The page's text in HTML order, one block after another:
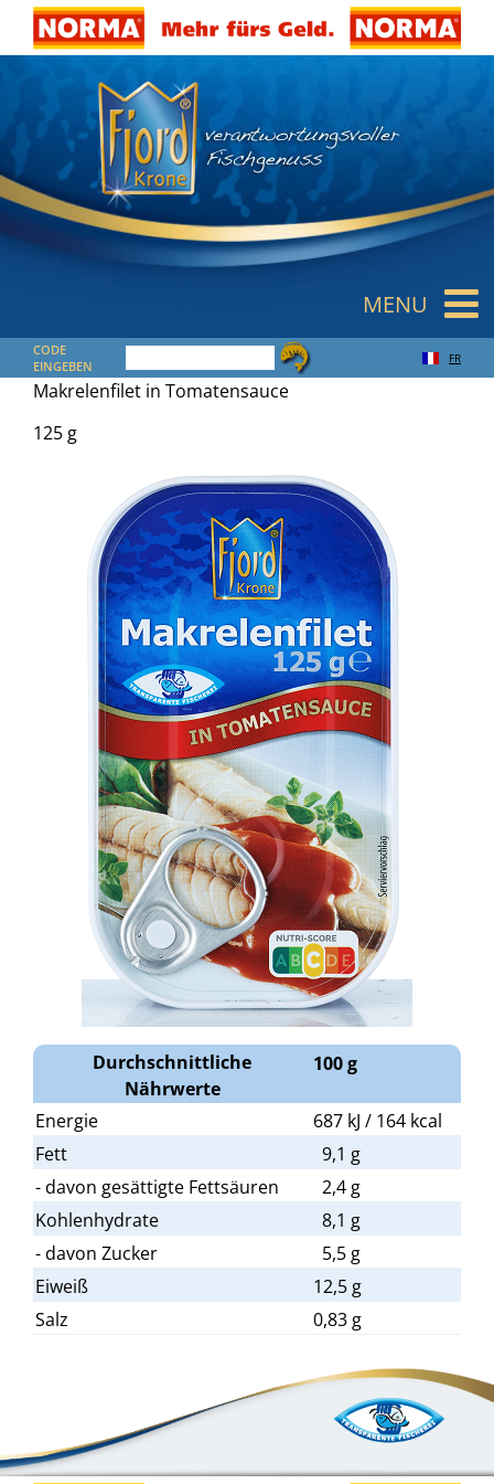
MENU
CODE
EINGEBEN
FR
Makrelenfilet in Tomatensauce
125 g
Durchschnittliche
Nährwerte
100 g
Energie
687 kJ / 164 kcal
Fett
9,1 g
- davon gesättigte Fettsäuren
2,4 g
Kohlenhydrate
8,1 g
- davon Zucker
5,5 g
Eiweiß
12,5 g
Salz
0,83 g